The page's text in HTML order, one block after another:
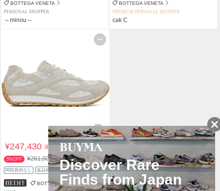
BOTTEGA VENETA
PERSONAL SHOPPER
～minou～
BOTTEGA VENETA
PREMIUM PERSONAL SHOPPER
cak C
¥247,430送料込
5%OFF ¥261,000
関税負担なし 返品補償 スピード配送
BOTTEGA VENETA